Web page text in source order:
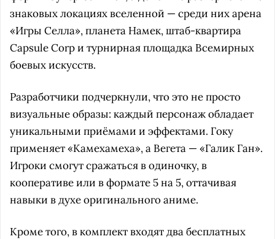
знаковых локациях вселенной — среди них арена
«Игры Селла», планета Намек, штаб-квартира
Capsule Corp и турнирная площадка Всемирных
боевых искусств.
Разработчики подчеркнули, что это не просто
визуальные образы: каждый персонаж обладает
уникальными приёмами и эффектами. Гоку
применяет «Камехамеха», а Вегета — «Галик Ган».
Игроки смогут сражаться в одиночку, в
кооперативе или в формате 5 на 5, оттачивая
навыки в духе оригинального аниме.
Кроме того, в комплект входят два бесплатных